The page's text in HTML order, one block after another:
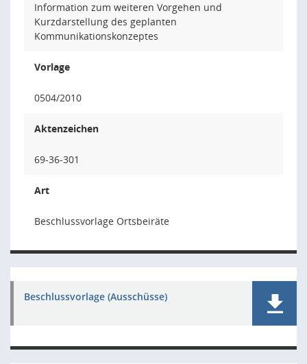
Information zum weiteren Vorgehen und
Kurzdarstellung des geplanten
Kommunikationskonzeptes
Vorlage
0504/2010
Aktenzeichen
69-36-301
Art
Beschlussvorlage Ortsbeiräte
Beschlussvorlage (Ausschüsse)